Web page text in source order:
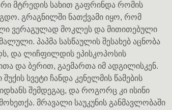
მტრედის სახით გაფრინდა რომის
გრაგნილში ნათქვამი იყო, რომ
ვერაგულად მოკლეს და მითითებული
პაპმა სასწაულის შესახებ აცნობა
და ლიჩფილდის ეპისკოპოსის
და ბერით, გაემართა იმ ადგილისკენ.
სვეტი ჩანდა კენელმის წამების
შემდეგაც, და როგორც კი ისინი
მრავალი საუკუნის განმავლობაში